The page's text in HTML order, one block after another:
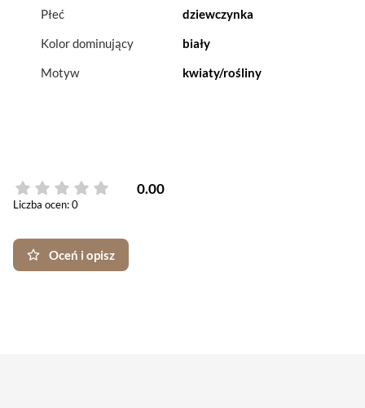
Płeć dziewczynka
Motyw kwiaty/rośliny
Kolor dominujący biały
0.00
Liczba ocen: 0
Oceń i opisz